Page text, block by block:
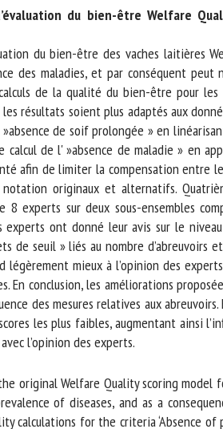
du bien-être Welfare
du bien-être des vaches laitières
des maladies, et par conséquent peut
de la qualité du bien-être pour
résultats soient plus adaptés aux
de soif prolongée » en
de l' »absence de maladie » en
afin de limiter la compensation entre
originaux et alternatifs.
sur deux sous-ensembles
ont donné leur avis sur le
seuil » liés au nombre d’abreuvoirs
mieux à l’opinion des
conclusion, les améliorations
des mesures relatives aux
les plus faibles, augmentant ainsi
l’opinion des experts.
original Welfare Quality scoring model
of diseases, and as a
for the criteria ‘Absence of
j'accepte que les informations saisies soient
avec le CNR BEA. *